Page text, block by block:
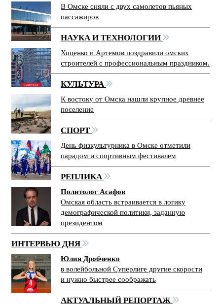
В Омске сняли с двух самолетов пьяных
пассажиров
НАУКА И ТЕХНОЛОГИИ
Хоценко и Артемов поздравили омских
строителей с профессиональным праздником.
КУЛЬТУРА
К востоку от Омска нашли крупное древнее
поселение
СПОРТ
День физкультурника в Омске отметили
парадом и спортивным фестивалем
РЕПЛИКА
Политолог Асафов
Омская область встраивается в логику
демографической политики, заданную
президентом
ИНТЕРВЬЮ ДНЯ
Юлия Дробченко
в волейбольной Суперлиге другие скорости
и нужно быстрее соображать
АКТУАЛЬНЫЙ РЕПОРТАЖ